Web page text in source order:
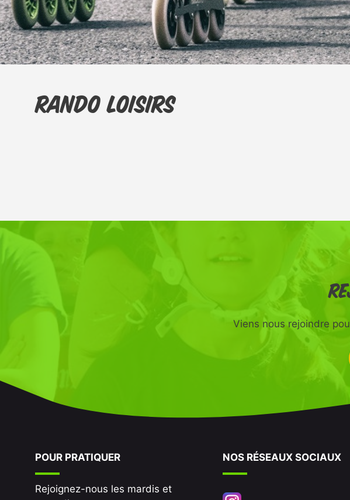
Rando Loisirs
Viens nous rejoindre
POUR PRATIQUER
Rejoignez-nous les mardis et
NOS RÉSEAUX SOCIAUX